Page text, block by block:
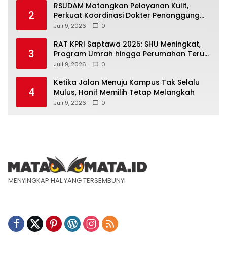
2
RSUDAM Matangkan Pelayanan Kulit,
Perkuat Koordinasi Dokter Penanggung
Jawab Pasien
Juli 9, 2026 0
3
RAT KPRI Saptawa 2025: SHU Meningkat,
Program Umrah hingga Perumahan Terus
Dikembangkan
Juli 9, 2026 0
4
Ketika Jalan Menuju Kampus Tak Selalu
Mulus, Hanif Memilih Tetap Melangkah
Juli 9, 2026 0
MENYINGKAP HAL YANG TERSEMBUNYI